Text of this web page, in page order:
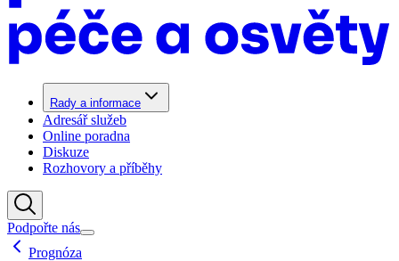
Rady a informace
Adresář služeb
Online poradna
Diskuze
Rozhovory a příběhy
Podpořte nás
Prognóza